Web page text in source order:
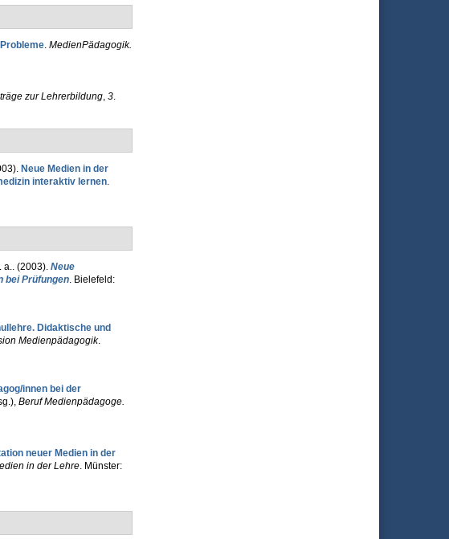
. MedienPädagogik.
zur Lehrerbildung, 3.
Neue Medien in der
interaktiv lernen.
a.. (2003). Neue
bei Prüfungen. Bielefeld:
Didaktische und
Medienpädagogik.
innen bei der
, Beruf Medienpädagoge.
neuer Medien in der
in der Lehre. Münster: